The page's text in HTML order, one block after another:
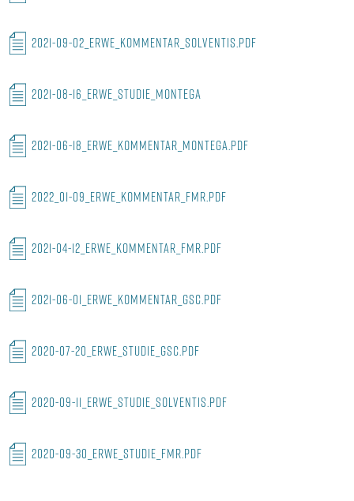
2021-09-02_ERWE_KOMMENTAR_SOLVENTIS.PDF
2021-08-16_ERWE_STUDIE_MONTEGA
2021-06-18_ERWE_KOMMENTAR_MONTEGA.PDF
2022_01-09_ERWE_KOMMENTAR_FMR.PDF
2021-04-12_ERWE_KOMMENTAR_FMR.PDF
2021-06-01_ERWE_Kommentar_GSC.pdf
2020-07-20_ERWE_Studie_GSC.pdf
2020-09-11_ERWE_Studie_Solventis.pdf
2020-09-30_ERWE_Studie_FMR.pdf